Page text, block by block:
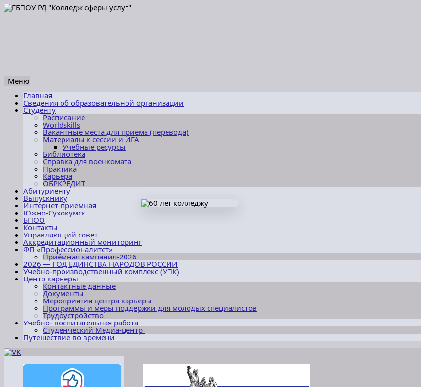
Меню
Перейти
содержимому
Главная
Сведения об образовательной организации
Студенту
Расписание
Worldskills
Вакантные места для приема (перевода)
Материалы к сессии и ИГА
Учебные ресурсы
Библиотека
Справка для военкомата
Практика
Карьера
ОБРКРЕДИТ
Абитуриенту
Выпускнику
Интернет-приёмная
Южно-Сухокумск
БПОО
Контакты
Управляющий совет
Аккредитационный мониторинг
ФП «Профессионалитет»
Приёмная кампания-2026
2026 — ГОД ЕДИНСТВА НАРОДОВ РОССИИ
Учебно-производственный комплекс (УПК)
Центр карьеры
Контактные данные
Документы
Мероприятия центра карьеры
Программы и меры поддержки для молодых специалистов
Трудоустройство
Учебно- воспитательная работа
Студенческий Медиа-центр
Путешествие во времени